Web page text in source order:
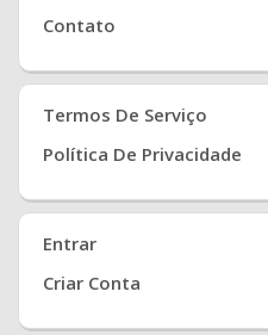
Contato
Termos De Serviço
Política De Privacidade
Entrar
Criar Conta